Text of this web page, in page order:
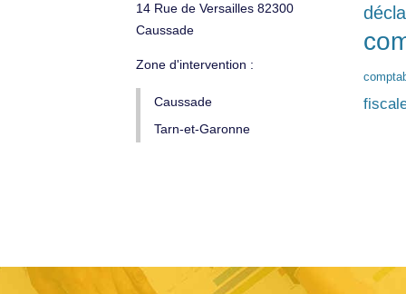
14 Rue de Versailles 82300
Caussade
Zone d'intervention :
Caussade
Tarn-et-Garonne